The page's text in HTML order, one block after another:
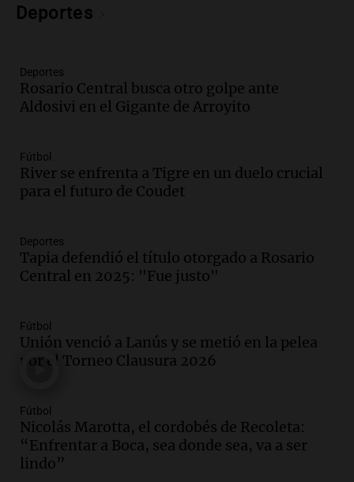
Panorama Federal
por accidentes de tránsito en el primer
semestre del 2026
Panorama Federal
Audio.
por accidentes de tránsito en el primer
semestre de 2026
Audio.
Reinheimer fue premiada a nivel
mundial: "La ciencia tiene muchas
Episodios
Audio.Un camionero muere tras volcar
en la autopista Tucumán-Famagüeya
Episodios
Audio.Detienen a hombre con
elementos robados en Rafaela durante
la madrugada del viernes
Deportes
Deportes
Rosario Central busca otro golpe ante
Aldosivi en el Gigante de Arroyito
Fútbol
River se enfrenta a Tigre en un duelo crucial
para el futuro de Coudet
Deportes
Tapia defendió el título otorgado a Rosario
Central en 2025: "Fue justo"
Fútbol
Unión venció a Lanús y se metió en la pelea
por el Torneo Clausura 2026
Fútbol
Nicolás Marotta, el cordobés de Recoleta:
“Enfrentar a Boca, sea donde sea, va a ser
lindo”